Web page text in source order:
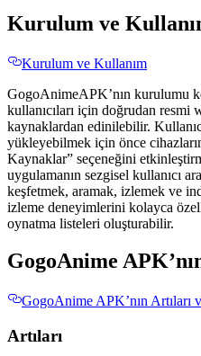
Kurulum ve
Kurulum ve Kullanım
GogoAnimeAPK’nın kurulumu
kullanıcıları için doğrudan
kaynaklardan edinilebilir.
yükleyebilmek için önce
Kaynaklar” seçeneğini
uygulamanın sezgisel kullanıcı
keşfetmek, aramak, izlemek ve
izleme deneyimlerini kolayca
oynatma listeleri oluşturabilir.
GogoAnime
GogoAnime APK’nın Artıları
Artıları